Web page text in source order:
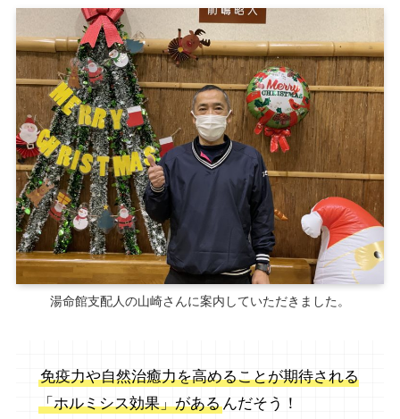
湯命館支配人の山崎さんに案内していただきました。
免疫力や自然治癒力を高めることが期待される
「ホルミシス効果」があるんだそう！